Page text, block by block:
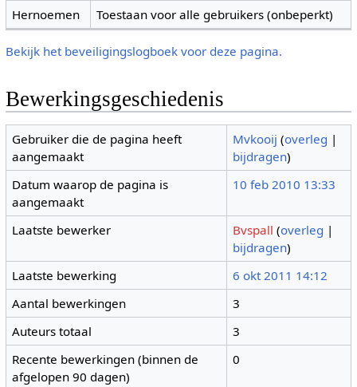
Hernoemen
Toestaan voor alle gebruikers (onbeperkt)
Bekijk het beveiligingslogboek voor deze pagina.
Bewerkingsgeschiedenis
Gebruiker die de pagina heeft
aangemaakt
Mvkooij (overleg |
bijdragen)
Datum waarop de pagina is
aangemaakt
10 feb 2010 13:33
Laatste bewerker Bvspall (overleg |
bijdragen)
Laatste bewerking
6 okt 2011 14:12
Aantal bewerkingen
3
Auteurs totaal
3
Recente bewerkingen (binnen de
afgelopen 90 dagen)
0